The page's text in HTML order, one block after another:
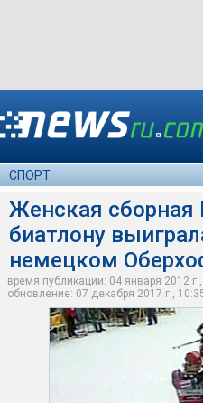
СПОРТ
Женская сборная
биатлону
немецком
время публикации: 04 января 2012
обновление: 07 декабря 2017 г.,